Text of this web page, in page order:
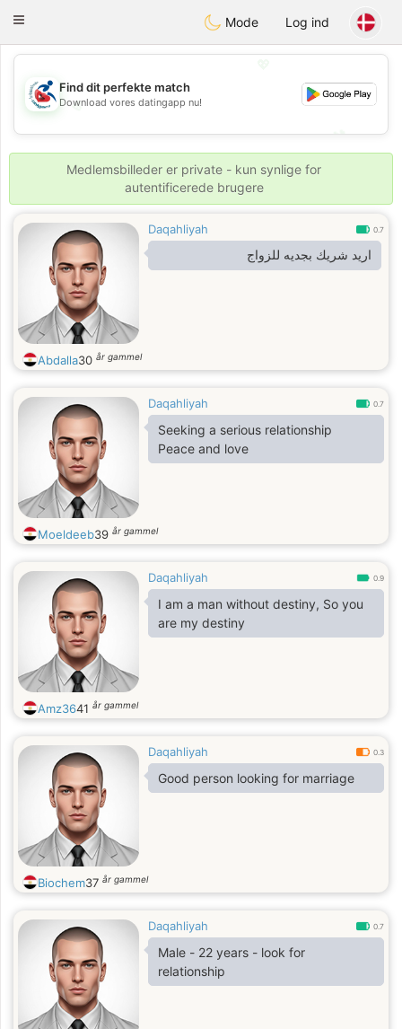
Handi Space
Toggle
Mode Log ind
💖
💕
Find dit perfekte match
Download vores datingapp nu!
Medlemsbilleder er private - kun synlige for
autentificerede brugere
Daqahliyah 0.7
اريد شريك بجديه للزواج
Abdalla30 år gammel
Daqahliyah 0.7
Seeking a serious relationship
Peace and love
Moeldeeb39 år gammel
Daqahliyah 0.9
I am a man without destiny, So you
are my destiny
Amz3641 år gammel
Daqahliyah 0.3
Good person looking for marriage
Biochem37 år gammel
Daqahliyah 0.7
Male - 22 years - look for
relationship